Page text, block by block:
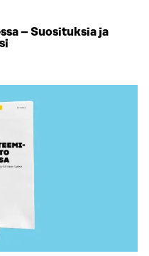
– Suosituksia ja